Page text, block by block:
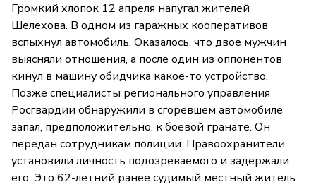
Громкий хлопок 12 апреля напугал жителей
Шелехова. В одном из гаражных кооперативов
вспыхнул автомобиль. Оказалось, что двое мужчин
выясняли отношения, а после один из оппонентов
кинул в машину обидчика какое-то устройство.
Позже специалисты регионального управления
Росгвардии обнаружили в сгоревшем автомобиле
запал, предположительно, к боевой гранате. Он
передан сотрудникам полиции. Правоохранители
установили личность подозреваемого и задержали
его. Это 62-летний ранее судимый местный житель.